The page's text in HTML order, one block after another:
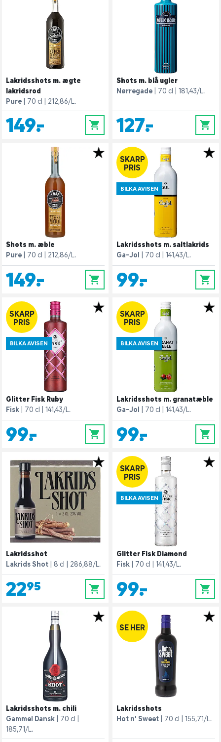
Lakridsshots m. ægte
lakridsrod
Pure
70 cl 212,86/L.
149,- 0
Shots m. blå ugler
Nørregade
70 cl 181,43/L.
127,- 0
Shots m. æble
Pure
70 cl 212,86/L.
149,- 0
SKARP
PRIS
BILKA AVISEN
Lakridsshots m. saltlakrids
Ga-Jol
70 cl 141,43/L.
99,- 0
SKARP
PRIS
BILKA AVISEN
Glitter Fisk Ruby
Fisk
70 cl 141,43/L.
99,- 0
SKARP
PRIS
BILKA AVISEN
Lakridsshots m. granatæble
Ga-Jol
70 cl 141,43/L.
99,- 0
Lakridsshot
Lakrids Shot
8 cl 286,88/L.
22,95 0
SKARP
PRIS
BILKA AVISEN
Glitter Fisk Diamond
Fisk
70 cl 141,43/L.
99,- 0
Lakridsshots m. chili
Gammel Dansk
70 cl
185,71/L.
SE HER
Lakridsshots
Hot n' Sweet
70 cl 155,71/L.